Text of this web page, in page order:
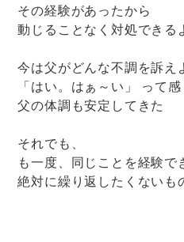
その経験があったから
動じることなく対処できる
今は父がどんな不調を訴え
「はい。はぁ～い」 って
父の体調も安定してきた
それでも、
も一度、同じことを経験で
絶対に繰り返したくないも